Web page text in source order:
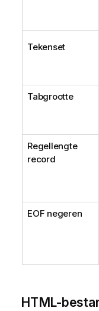
Tekenset
Tabgrootte
Regellengte
record
EOF negeren
HTML-